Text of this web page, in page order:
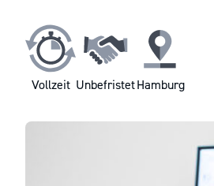
Vollzeit UnbefristetHamburg